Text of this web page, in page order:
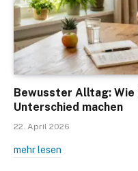
Bewusster Alltag: Wie
Unterschied machen
22. April 2026
mehr lesen